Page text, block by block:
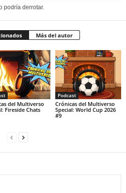
podría derrotar.
Más del autor
del Multiverso
Fireside Chats
Podcast
Crónicas del Multiverso
Special: World Cup 2026
#9